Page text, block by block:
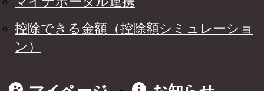
控除できる金額（控除額シミュレーショ
ン）